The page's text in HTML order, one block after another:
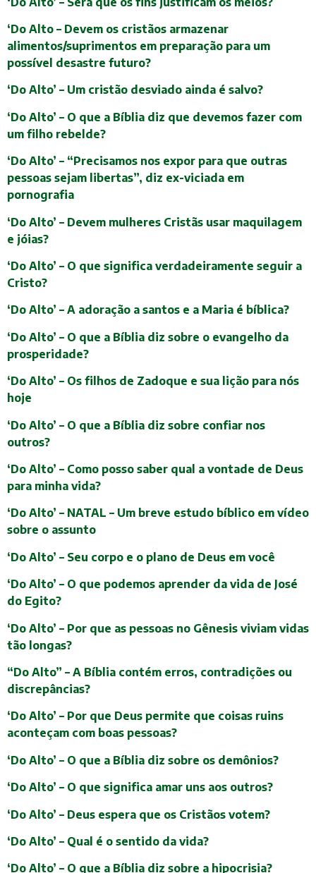
‘Do Alto – Devem os cristãos armazenar
alimentos/suprimentos em preparação para um
possível desastre futuro?
‘Do Alto’ – Um cristão desviado ainda é salvo?
‘Do Alto’ – O que a Bíblia diz que devemos fazer com
um filho rebelde?
‘Do Alto’ – “Precisamos nos expor para que outras
pessoas sejam libertas”, diz ex-viciada em
pornografia
‘Do Alto’ – Devem mulheres Cristãs usar maquilagem
e jóias?
‘Do Alto’ – O que significa verdadeiramente seguir a
Cristo?
‘Do Alto’ – A adoração a santos e a Maria é bíblica?
‘Do Alto’ – O que a Bíblia diz sobre o evangelho da
prosperidade?
‘Do Alto’ – Os filhos de Zadoque e sua lição para nós
hoje
‘Do Alto’ – O que a Bíblia diz sobre confiar nos
outros?
‘Do Alto’ – Como posso saber qual a vontade de Deus
para minha vida?
‘Do Alto’ – NATAL – Um breve estudo bíblico em vídeo
sobre o assunto
‘Do Alto’ – Seu corpo e o plano de Deus em você
‘Do Alto’ – O que podemos aprender da vida de José
do Egito?
‘Do Alto’ – Por que as pessoas no Gênesis viviam vidas
tão longas?
“Do Alto” – A Bíblia contém erros, contradições ou
discrepâncias?
‘Do Alto’ – Por que Deus permite que coisas ruins
aconteçam com boas pessoas?
‘Do Alto’ – O que a Bíblia diz sobre os demônios?
‘Do Alto’ – O que significa amar uns aos outros?
‘Do Alto’ – Deus espera que os Cristãos votem?
‘Do Alto’ – Qual é o sentido da vida?
‘Do Alto’ – O que a Bíblia diz sobre a hipocrisia?